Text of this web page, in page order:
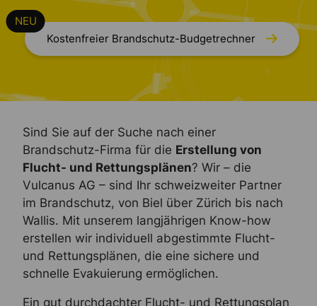
Kostenfreier Brandschutz-Budgetrechner
Sind Sie auf der Suche nach einer
Brandschutz-Firma für die Erstellung von
Flucht- und Rettungsplänen? Wir – die
Vulcanus AG – sind Ihr schweizweiter Partner
im Brandschutz, von Biel über Zürich bis nach
Wallis. Mit unserem langjährigen Know-how
erstellen wir individuell abgestimmte Flucht-
und Rettungsplänen, die eine sichere und
schnelle Evakuierung ermöglichen.
Ein gut durchdachter Flucht- und Rettungsplan